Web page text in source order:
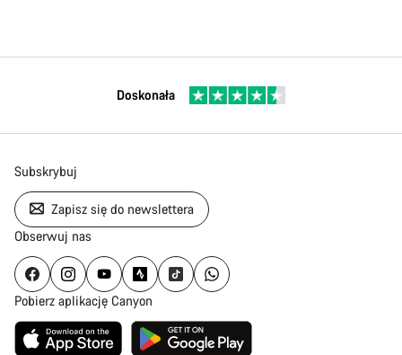
Doskonała
Subskrybuj
Zapisz się do newslettera
Obserwuj nas
Pobierz aplikację Canyon